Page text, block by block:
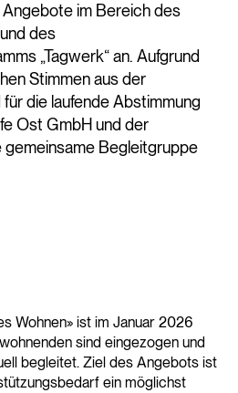
im Bereich des
des
„Tagwerk“ an. Aufgrund
Stimmen aus der
die laufende Abstimmung
Ost GmbH und der
Begleitgruppe
Wohnen» ist im Januar 2026
sind eingezogen und
begleitet. Ziel des Angebots ist
ein möglichst